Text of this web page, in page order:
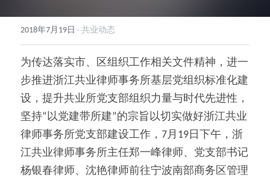
2018年7月19日 · 共业动态
为传达落实市、区组织工作相关文件精神，进一
步推进浙江共业律师事务所基层党组织标准化建
设，提升共业所党支部组织力量与时代先进性，
坚持“以党建带所建”的宗旨以切实做好浙江共业
律师事务所党支部建设工作，7月19日下午，浙
江共业律师事务所主任郑一峰律师、党支部书记
杨银春律师、沈艳律师前往宁波南部商务区管理